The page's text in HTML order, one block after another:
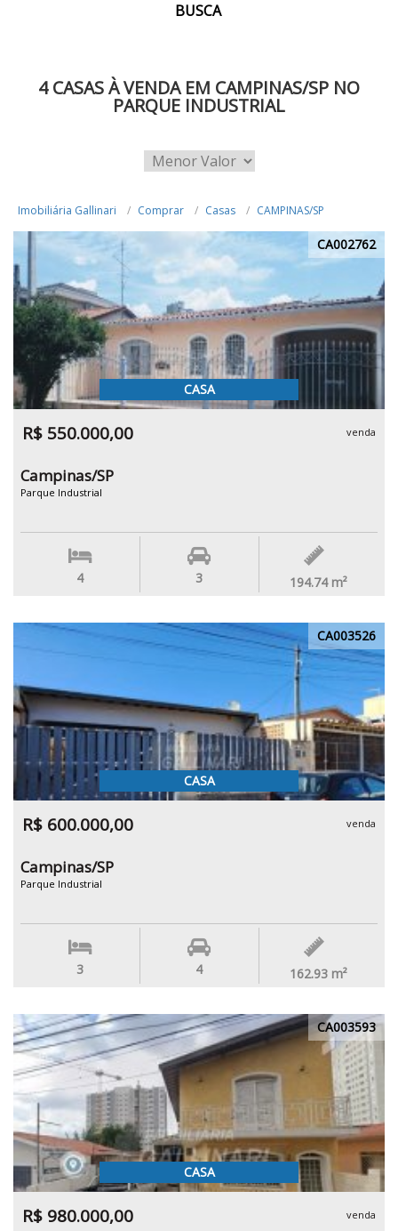
BUSCA
4 CASAS À VENDA EM CAMPINAS/SP NO
PARQUE INDUSTRIAL
Imobiliária Gallinari Comprar Casas CAMPINAS/SP
CA002762
CASA
R$ 550.000,00 venda
Campinas/SP
Parque Industrial
4 3 194.74 m²
CA003526
CASA
R$ 600.000,00 venda
Campinas/SP
Parque Industrial
3 4 162.93 m²
CA003593
CASA
R$ 980.000,00 venda